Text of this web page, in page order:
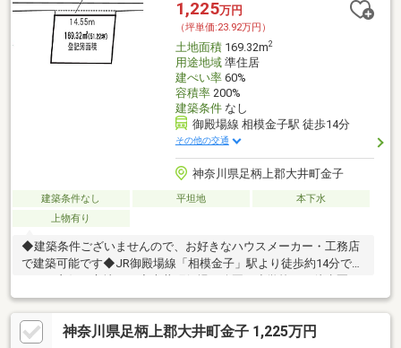
1,225万円
（坪単価:23.92万円）
土地面積169.32m2
用途地域準住居
建ぺい率60%
容積率200%
建築条件なし
御殿場線 相模金子駅 徒歩14分
その他の交通
神奈川県足柄上郡大井町金子
建築条件なし 平坦地
本下水
上物有り
◆建築条件ございませんので、お好きなハウスメーカー・工務店
で建築可能です◆JR御殿場線「相模金子」駅より徒歩約14分でア
内！
神奈川県足柄上郡大井町金子 1,225万円